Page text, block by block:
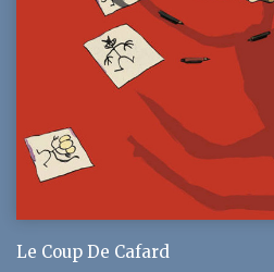
Le Coup De Cafard